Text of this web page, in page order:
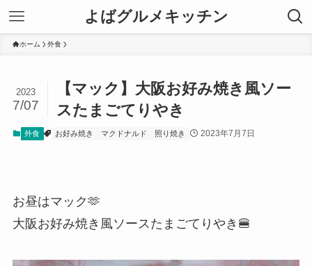
よばグルメキッチン
ホーム 外食
【マック】大阪お好み焼き風ソー
スたまごてりやき
2023
7/07
外食 お好み焼き マクドナルド 照り焼き 2023年7月7日
お昼はマック🫶
大阪お好み焼き風ソースたまごてりやき🍔